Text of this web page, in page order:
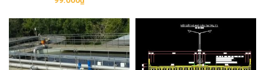
100.000₫.